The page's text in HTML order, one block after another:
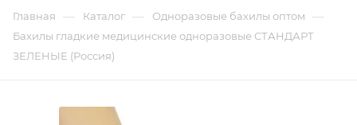
Главная — Каталог — Одноразовые бахилы оптом —
Бахилы гладкие медицинские одноразовые СТАНДАРТ
ЗЕЛЕНЫЕ (Россия)